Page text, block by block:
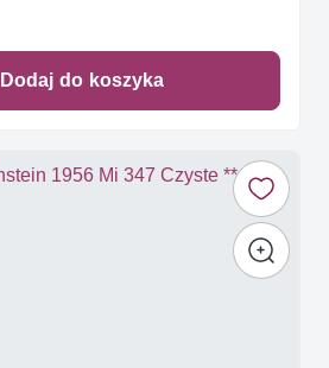
Dodaj do koszyka